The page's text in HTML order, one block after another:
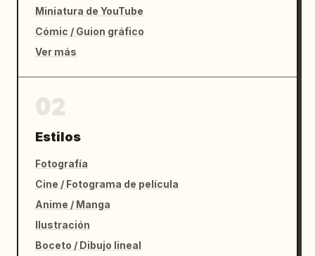
Miniatura de YouTube
Cómic / Guion gráfico
Ver más
Estilos
Fotografía
Cine / Fotograma de película
Anime / Manga
Ilustración
Boceto / Dibujo lineal